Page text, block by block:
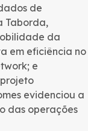
de
Taborda,
da
em eficiência no
e
evidenciou a
das operações